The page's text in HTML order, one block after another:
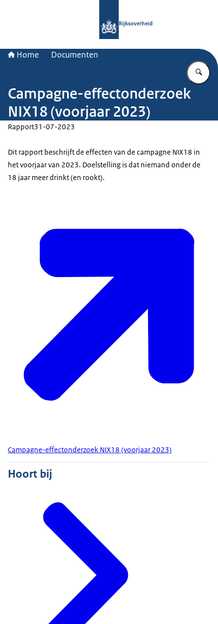
Rijksoverheid
Home Documenten
Campagne-effectonderzoek
NIX18 (voorjaar 2023)
Rapport31-07-2023
Dit rapport beschrijft de effecten van de campagne NIX18 in
het voorjaar van 2023. Doelstelling is dat niemand onder de
18 jaar meer drinkt (en rookt).
Campagne-effectonderzoek NIX18 (voorjaar 2023)
Hoort bij